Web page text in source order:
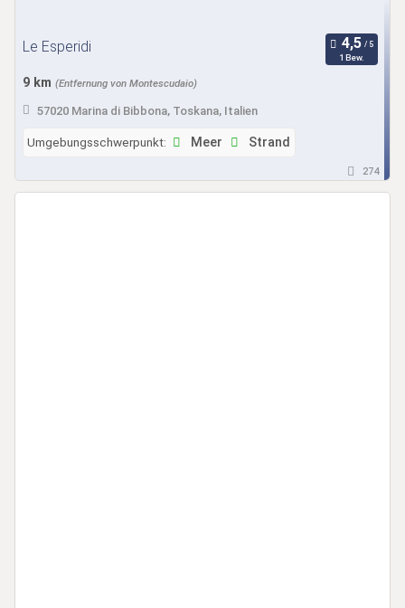
Le Esperidi
1 Bew.
9 km (Entfernung von Montescudaio)
57020 Marina di Bibbona, Toskana, Italien
Umgebungsschwerpunkt: Meer Strand
274